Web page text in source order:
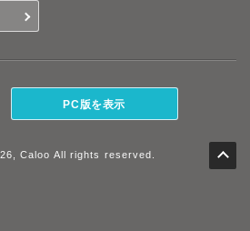
PC版を表示
Caloo All rights reserved.